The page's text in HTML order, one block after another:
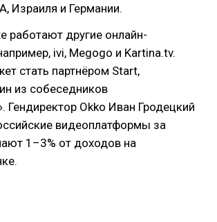
Израиля и Германии.
работают другие онлайн-
ivi, Megogo и Kartina.tv.
стать партнёром Start,
из собеседников
Гендиректор Okko Иван Гродецкий
видеоплатформы за
1–3% от доходов на